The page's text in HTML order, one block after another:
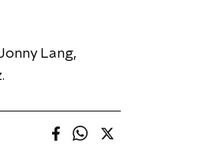
Lang,